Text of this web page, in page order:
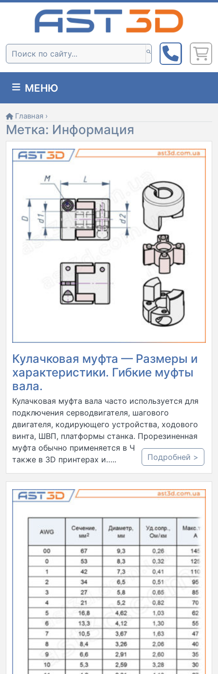
Skip
Поиск:
МЕНЮ
Главная ›
Метка: Информация
Кулачковая муфта — Размеры и
характеристики. Гибкие муфты
вала.
Кулачковая муфта вала часто используется для
подключения серводвигателя, шагового
двигателя, кодирующего устройства, ходового
винта, ШВП, платформы станка. Прорезиненная
муфта обычно применяется в ЧПУ станках, а
также в 3D принтерах и…..
Подробней >